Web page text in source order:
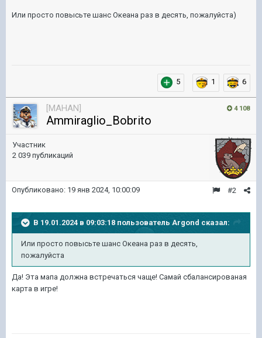
Или просто повысьте шанс Океана раз в десять, пожалуйста)
5 1 6
4 108
[MAHAN]
Ammiraglio_Bobrito
Участник
2 039 публикаций
#2
Опубликовано: 19 янв 2024, 10:00:09
В 19.01.2024 в 09:03:18 пользователь Argond сказал:
Или просто повысьте шанс Океана раз в десять,
пожалуйста
Да! Эта мапа должна встречаться чаще! Самай сбалансированая
карта в игре!